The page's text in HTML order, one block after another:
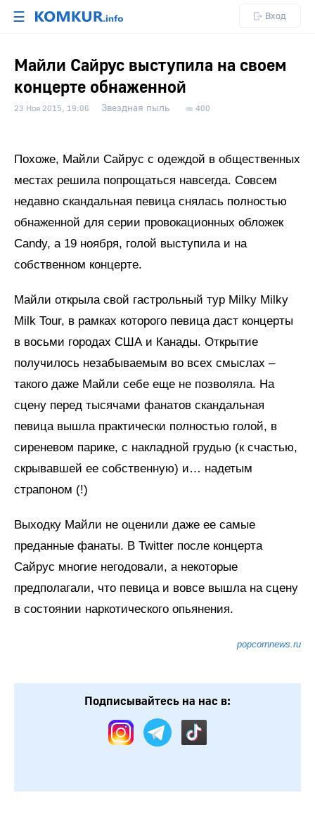
☰ Вход
Майли Сайрус выступила на своем
концерте обнаженной
23 Ноя 2015, 19:06 Звездная пыль 400
Похоже, Майли Сайрус с одеждой в общественных
местах решила попрощаться навсегда. Совсем
недавно скандальная певица снялась полностью
обнаженной для серии провокационных обложек
Candy, а 19 ноября, голой выступила и на
собственном концерте.
Майли открыла свой гастрольный тур Milky Milky
Milk Tour, в рамках которого певица даст концерты
в восьми городах США и Канады. Открытие
получилось незабываемым во всех смыслах –
такого даже Майли себе еще не позволяла. На
сцену перед тысячами фанатов скандальная
певица вышла практически полностью голой, в
сиреневом парике, с накладной грудью (к счастью,
скрывавшей ее собственную) и… надетым
страпоном (!)
Выходку Майли не оценили даже ее самые
преданные фанаты. В Twitter после концерта
Сайрус многие негодовали, а некоторые
предполагали, что певица и вовсе вышла на сцену
в состоянии наркотического опьянения.
popcornnews.ru
Подписывайтесь на нас в: